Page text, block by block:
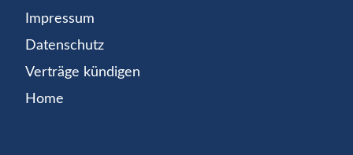
Impressum
Datenschutz
Verträge kündigen
Home